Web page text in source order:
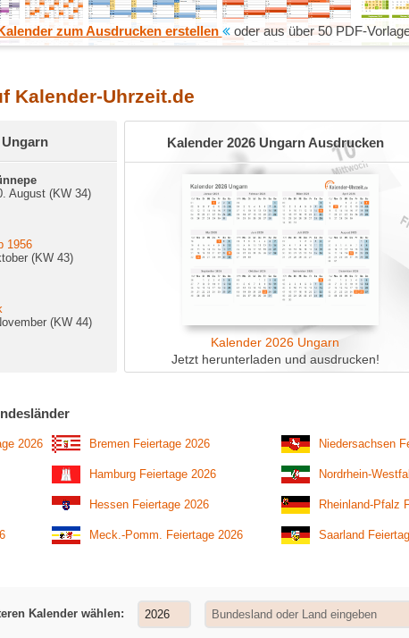
zum Ausdrucken erstellen oder aus über 50 PDF-
Kalender-Uhrzeit.de
Ungarn
August (KW 34)
1956
(KW 43)
(KW 44)
Kalender 2026 Ungarn Ausdrucken
Kalender 2026 Ungarn
Jetzt herunterladen und ausdrucken!
2026 Bremen Feiertage 2026
Hamburg Feiertage 2026
Hessen Feiertage 2026
Meck.-Pomm. Feiertage 2026
Niedersachsen
Nordrhein-
Rheinland-Pfalz
Saarland
Kalender wählen: